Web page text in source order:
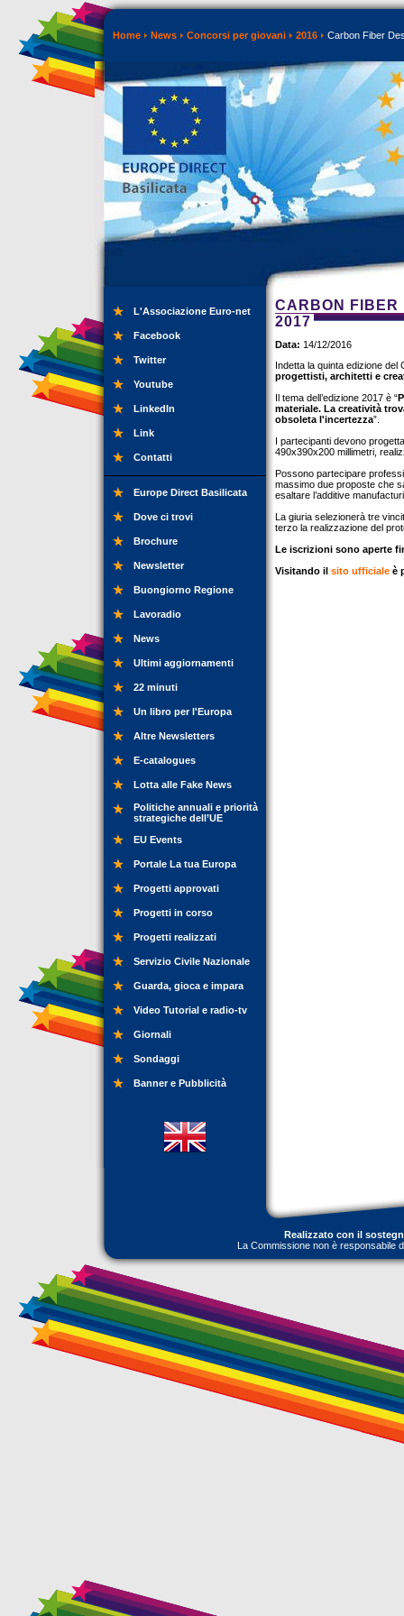
Home News Concorsi per giovani 2016 Carbon Fiber
L'Associazione Euro-net
Facebook
Twitter
Youtube
LinkedIn
Link
Contatti
Europe Direct Basilicata
Dove ci trovi
Brochure
Newsletter
Buongiorno Regione
Lavoradio
News
Ultimi aggiornamenti
22 minuti
Un libro per l'Europa
Altre Newsletters
E-catalogues
Lotta alle Fake News
Politiche annuali e priorità
strategiche dell’UE
EU Events
Portale La tua Europa
Progetti approvati
Progetti in corso
Progetti realizzati
Servizio Civile Nazionale
Guarda, gioca e impara
Video Tutorial e radio-tv
Giornali
Sondaggi
Banner e Pubblicità
CARBON FIBER
2017
Data: 14/12/2016
Indetta la quinta edizione
progettisti, architetti e
Il tema dell’edizione 2017 è “
materiale. La creatività
obsoleta l'incertezza”.
I partecipanti devono
490x390x200 millimetri,
Possono partecipare
massimo due proposte che
esaltare l’additive
La giuria selezionerà tre
terzo la realizzazione del
Le iscrizioni sono aperte
Visitando il sito ufficiale è
Realizzato con il
La Commissione non è responsabile